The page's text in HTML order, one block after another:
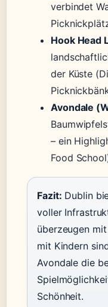
verbindet
Hook Head
der Küste
Avondale
– ein
Food
Fazit: Dublin
voller
überzeugen
mit Kindern
Avondale die
Schönheit.